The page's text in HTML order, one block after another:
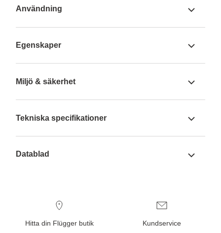
Användning
Egenskaper
Miljö & säkerhet
Tekniska specifikationer
Datablad
Hitta din Flügger butik Kundservice